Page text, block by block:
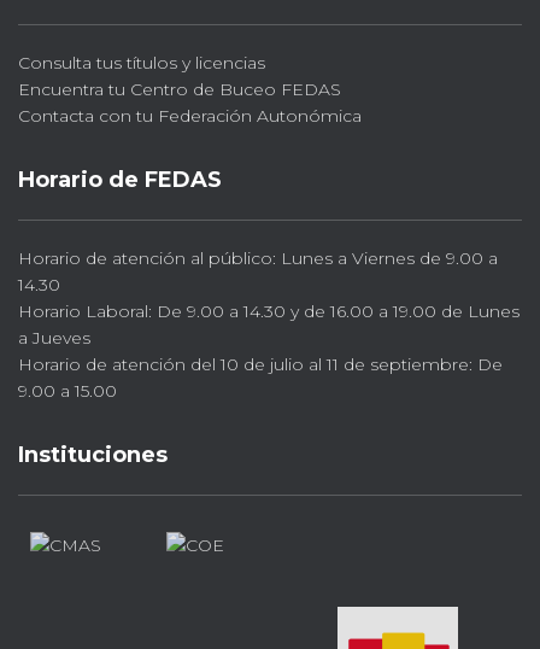
Consulta tus títulos y licencias
Encuentra tu Centro de Buceo FEDAS
Contacta con tu Federación Autonómica
Horario de FEDAS
Horario de atención al público: Lunes a Viernes de 9.00 a
14.30
Horario Laboral: De 9.00 a 14.30 y de 16.00 a 19.00 de Lunes
a Jueves
Horario de atención del 10 de julio al 11 de septiembre: De
9.00 a 15.00
Instituciones